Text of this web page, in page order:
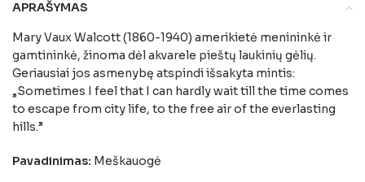
APRAŠYMAS
Mary Vaux Walcott (1860-1940) amerikietė menininkė ir
gamtininkė, žinoma dėl akvarele pieštų laukinių gėlių.
Geriausiai jos asmenybę atspindi išsakyta mintis:
„Sometimes I feel that I can hardly wait till the time comes
to escape from city life, to the free air of the everlasting
hills.”
Pavadinimas: Meškauogė